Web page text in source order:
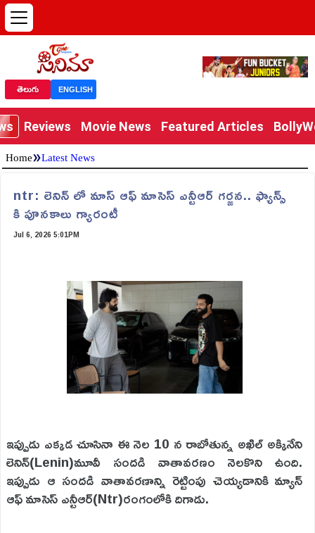
తెలుగు ENGLISH
Reviews Movie News Featured Articles
Home»Latest News
ntr: లెనిన్ లో మాస్ ఆఫ్ మాసెస్ ఎన్టీఆర్ గర్జన.. ఫ్యాన్స్
కి పూనకాలు గ్యారంటీ
Jul 6, 2026 5:01PM
ఇప్పుడు ఎక్కడ చూసినా ఈ నెల 10 న రాబోతున్న అఖిల్ అక్కినేని
లెనిన్(Lenin)మూవీ సందడి వాతావరణం నెలకొని ఉంది.
ఇప్పుడు ఆ సందడి వాతావరణాన్ని రెట్టింపు చెయ్యడానికి మ్యాన్
ఆఫ్ మాసెస్ ఎన్టీఆర్(Ntr)రంగంలోకి దిగాడు.